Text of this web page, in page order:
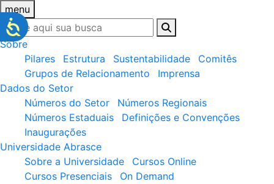
menu
Sobre
Pilares
Estrutura Sustentabilidade
Comitês
Grupos de Relacionamento
Imprensa
Dados do Setor
Números do Setor
Números Regionais
Números Estaduais
Definições e Convenções
Inaugurações
Universidade Abrasce
Sobre a Universidade
Cursos Online
Cursos Presenciais
On Demand